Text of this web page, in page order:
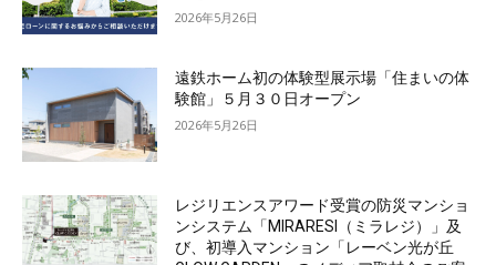
2026年5月26日
遠鉄ホーム初の体験型展示場「住まいの体
験館」５月３０日オープン
2026年5月26日
レジリエンスアワード受賞の防災マンショ
ンシステム「MIRARESI（ミラレジ）」及
び、初導入マンション「レーベン光が丘